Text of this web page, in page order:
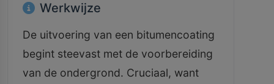
Werkwijze
De uitvoering van een bitumencoating
begint steevast met de voorbereiding
van de ondergrond. Cruciaal, want